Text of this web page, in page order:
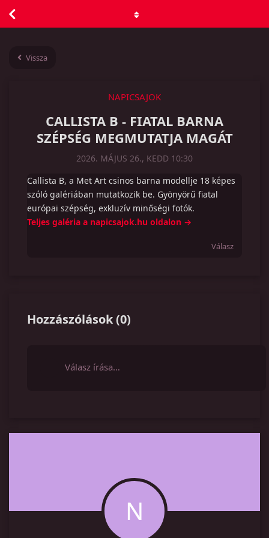
Vissza
NAPICSAJOK
CALLISTA B - FIATAL BARNA
SZÉPSÉG MEGMUTATJA MAGÁT
2026. MÁJUS 26., KEDD 10:30
Callista B, a Met Art csinos barna modellje 18 képes
szóló galériában mutatkozik be. Gyönyörű fiatal
európai szépség, exkluzív minőségi fotók.
Teljes galéria a napicsajok.hu oldalon →
Válasz
Hozzászólások(0)
Válasz írása…
N